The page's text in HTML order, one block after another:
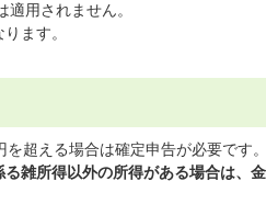
用されません。
ます。
超える場合は確定申告が必要です。
雑所得以外の所得がある場合は、